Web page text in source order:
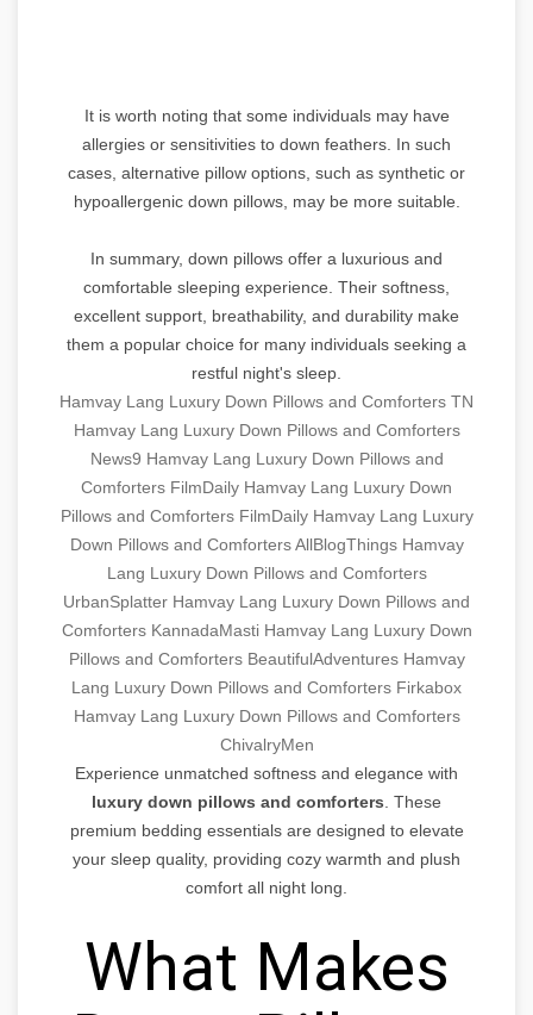
It is worth noting that some individuals may have
allergies or sensitivities to down feathers. In such
cases, alternative pillow options, such as synthetic or
hypoallergenic down pillows, may be more suitable.
In summary, down pillows offer a luxurious and
comfortable sleeping experience. Their softness,
excellent support, breathability, and durability make
them a popular choice for many individuals seeking a
restful night's sleep.
Hamvay Lang Luxury Down Pillows and Comforters TN
Hamvay Lang Luxury Down Pillows and Comforters
News9 Hamvay Lang Luxury Down Pillows and
Comforters FilmDaily Hamvay Lang Luxury Down
Pillows and Comforters FilmDaily Hamvay Lang Luxury
Down Pillows and Comforters AllBlogThings Hamvay
Lang Luxury Down Pillows and Comforters
UrbanSplatter Hamvay Lang Luxury Down Pillows and
Comforters KannadaMasti Hamvay Lang Luxury Down
Pillows and Comforters BeautifulAdventures Hamvay
Lang Luxury Down Pillows and Comforters Firkabox
Hamvay Lang Luxury Down Pillows and Comforters
ChivalryMen
Experience unmatched softness and elegance with
luxury down pillows and comforters . These
premium bedding essentials are designed to elevate
your sleep quality, providing cozy warmth and plush
comfort all night long.
What Makes